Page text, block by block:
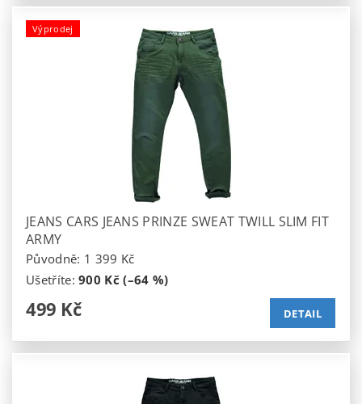
Výprodej
JEANS CARS JEANS PRINZE SWEAT TWILL SLIM FIT
ARMY
Původně: 1 399 Kč
Ušetříte:900 Kč (–64 %)
499 Kč DETAIL